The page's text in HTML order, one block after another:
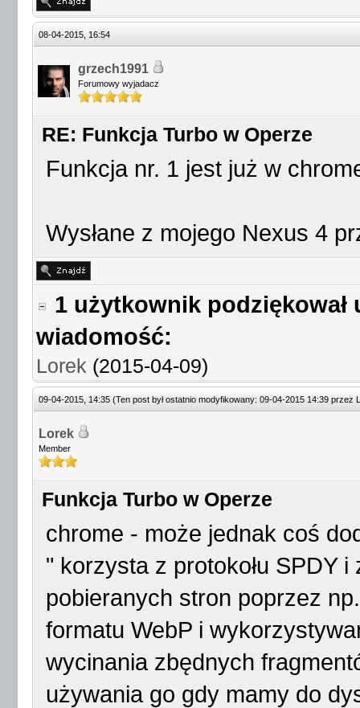
08-04-2015, 16:54
grzech1991
Forumowy wyjadacz
RE: Funkcja Turbo w Operze
Funkcja nr. 1 jest już w
Wysłane z mojego Nexus 4
1 użytkownik
wiadomość:
Lorek (2015-04-09)
09-04-2015, 14:35 (Ten post był ostatnio modyfikowany: 09-04-2015 14:39 przez
Lorek
Member
Funkcja Turbo w Operze
chrome - może jednak coś
" korzysta z protokołu SPDY
pobieranych stron poprzez
formatu WebP i
wycinania zbędnych
używania go gdy mamy do